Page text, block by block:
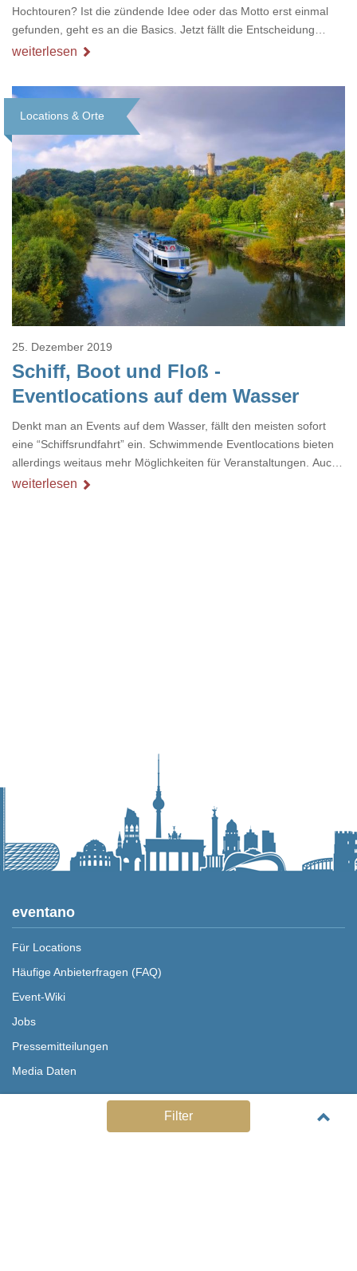
Filter
Hochtouren? Ist die zündende Idee oder das Motto erst einmal
gefunden, geht es an die Basics. Jetzt fällt die Entscheidung
zwischen Indoor oder Outdoor-Location. Sind Gäste, Catering
Räumlichkeit mit Ambiente? Eine hochkarätige Gala anlässlich
eines Geburtstages oder eines Firmenjubiläums bekommt im
exklusiven Interieur einer Event-Location eine besondere Note.
weiterlesen
Locations & Orte
Loading...
Schiff, Boot und Floß -
Eventlocations auf dem Wasser
25. Dezember 2019
Denkt man an Events auf dem Wasser, fällt den meisten sofort
eine “Schiffsrundfahrt” ein. Schwimmende Eventlocations bieten
allerdings weitaus mehr Möglichkeiten für Veranstaltungen. Auch
haben sich viele Vermieter von Schiffen und Booten auf die
weiterlesen
eventano
Für Locations
Häufige Anbieterfragen (FAQ)
Event-Wiki
Jobs
Pressemitteilungen
Media Daten